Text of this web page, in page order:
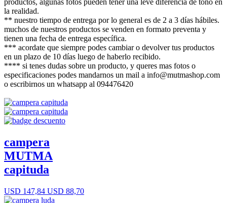
la realidad.
** nuestro tiempo de entrega por lo general es de 2 a 3 días hábiles.
muchos de nuestros productos se venden en formato preventa y
tienen una fecha de entrega específica.
*** acordate que siempre podes cambiar o devolver tus productos
en un plazo de 10 días luego de haberlo recibido.
**** si tenes dudas sobre un producto, y queres mas fotos o
especificaciones podes mandarnos un mail a info@mutmashop.com
o escribirnos un whatsapp al 094476420
campera
MUTMA
capituda
USD 147,84 USD 88,70